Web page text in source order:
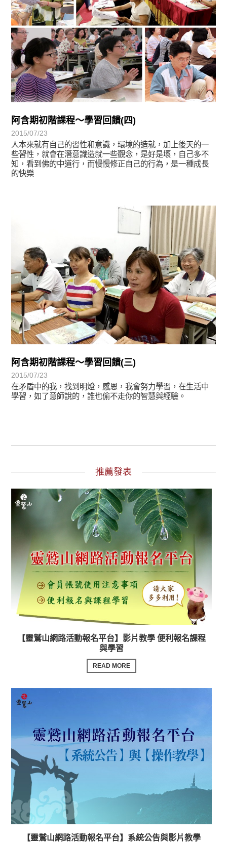
阿含期初階課程～學習回饋(四)
2015/07/23
人本來就有自己的習性和意識，環境的造就，加上後天的一
些習性，就會在潛意識造就一些觀念，是好是壞，自己多不
知，看到佛的中道行，而慢慢修正自己的行為，是一種成長
的快樂
阿含期初階課程～學習回饋(三)
2015/07/23
在矛盾中的我，找到明燈，感恩，我會努力學習，在生活中
學習，如了意師說的，誰也偷不走你的智慧與經驗。
學習分享
推薦發表
【靈鷲山網路活動報名平台】影片教學 便利報名課程
與學習
READ MORE
【靈鷲山網路活動報名平台】系統公告與影片教學